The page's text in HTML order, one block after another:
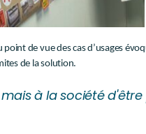
de vue des cas d’usages
de la solution.
à la société d'être